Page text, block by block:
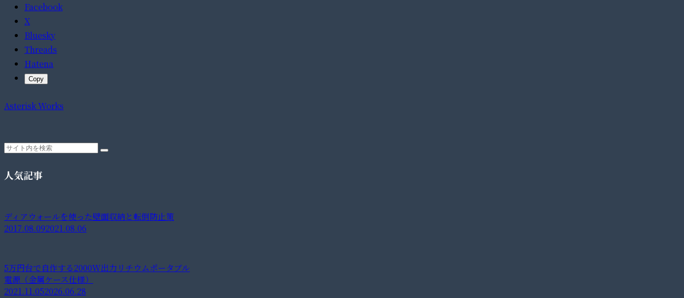
Facebook
X
Bluesky
Threads
Hatena
Copy
Asterisk Works
人気記事
ディアウォールを使った壁面収納と転倒防止策
2017.08.092021.08.06
5万円台で自作する2000W出力リチウムポータブル
電源（金属ケース仕様）
2021.11.052026.06.28